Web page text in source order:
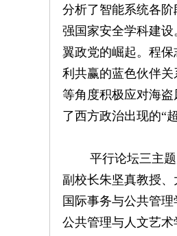
分析了智能系统各
强国家安全学科建
翼政党的崛起。程
利共赢的蓝色伙伴
等角度积极应对海
了西方政治出现的“
平行论坛三主题为
副校长朱坚真教授
国际事务与公共管
公共管理与人文艺